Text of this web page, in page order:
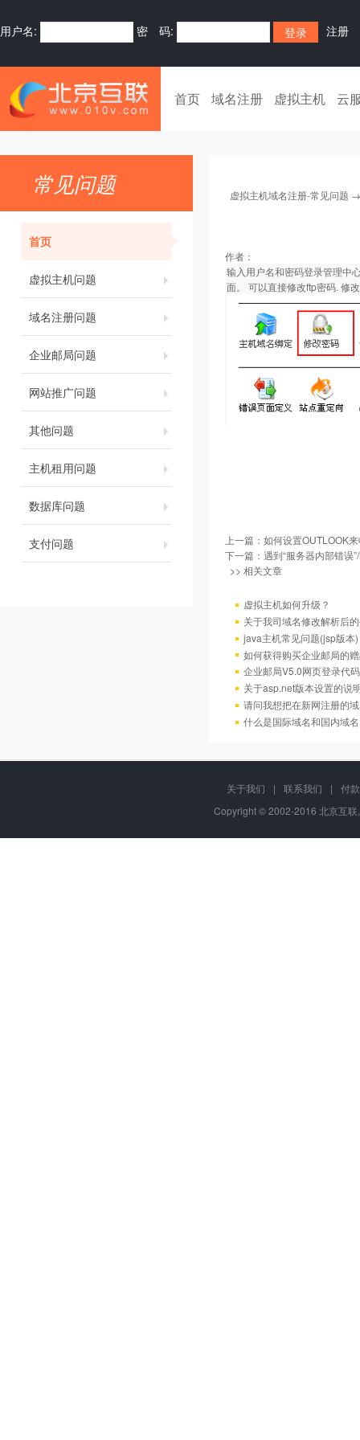
用户名: 密 码: 注册
首页 域名注册 虚拟主机 云
常见问题
首页
虚拟主机问题
域名注册问题
企业邮局问题
网站推广问题
其他问题
主机租用问题
数据库问题
支付问题
虚拟主机域名注册-常见问题
作者：
输入用户名和密码登录管理中
面。 可以直接修改ftp密码. 修
上一篇： 如何设置OUTLOOK
下一篇： 遇到“服务器内部错误
>> 相关文章
虚拟主机如何升级？
关于我司域名修改解析后
java主机常见问题(jsp版本)
如何获得购买企业邮局的
企业邮局V5.0网页登录代码
关于asp.net版本设置的说
请问我想把在新网注册的
什么是国际域名和国内域
关于我们 | 联系我们 |
付
Copyright © 2002-2016 北京互